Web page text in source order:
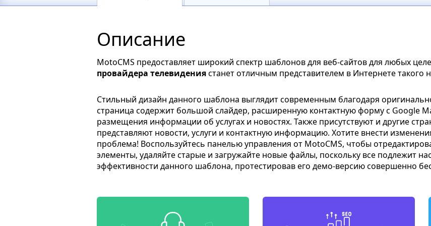
Описание
MotoCMS предоставляет широкий спектр шаблонов для веб-сайтов для любых
провайдера телевидениястанет отличным представителем в Интернете такого
Стильный дизайн данного шаблона выглядит современным благодаря
страница содержит большой слайдер, расширенную контактную форму с Google
размещения информации об услугах и новостях. Также присутствуют и другие
представляют новости, услуги и контактную информацию. Хотите внести
проблема! Воспользуйтесь панелью управления от MotoCMS, чтобы
элементы, удаляйте старые и загружайте новые файлы, поскольку все подлежит
эффективности данного шаблона, протестировав его демо-версию совершенно